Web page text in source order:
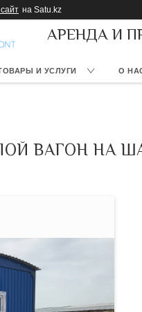
на Satu.kz
АРЕНДА И
И УСЛУГИ О
ВАГОН НА